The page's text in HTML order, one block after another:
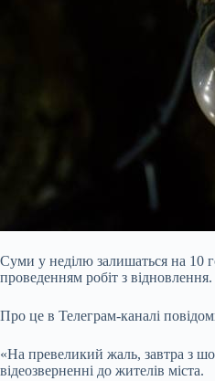
Суми у неділю залишаться на 10
проведенням робіт з відновлення.
Про це в Телеграм-каналі
«На превеликий жаль, завтра з
відеозверненні до жителів міста.